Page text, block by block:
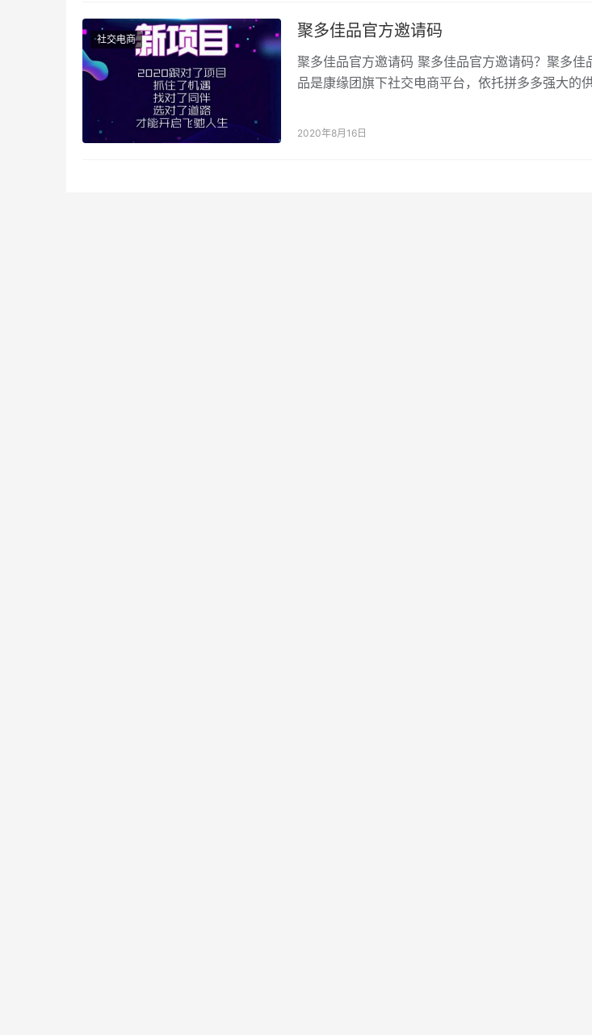
社交电商 聚多佳品官方邀请码
聚多佳品官方邀请码 聚多佳品官方邀请码？聚多
品是康缘团旗下社交电商平台，依托拼多多强大的
2020年8月16日